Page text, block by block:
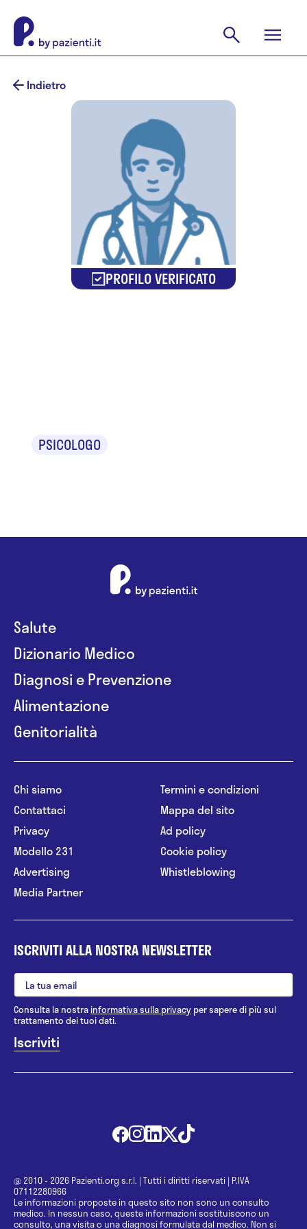
Indietro
PROFILO VERIFICATO
PSICOLOGO
Salute
Dizionario Medico
Diagnosi e Prevenzione
Alimentazione
Genitorialità
Chi siamo
Contattaci
Privacy
Modello 231
Advertising
Media Partner
Termini e condizioni
Mappa del sito
Ad policy
Cookie policy
Whistleblowing
ISCRIVITI ALLA NOSTRA NEWSLETTER
Consulta la nostrainformativa sulla privacy per sapere di più sul
trattamento dei tuoi dati.
@ 2010 - 2026 Pazienti.org s.r.l. | Tutti i diritti riservati | P.IVA
07112280966
Le informazioni proposte in questo sito non sono un consulto
medico. In nessun caso, queste informazioni sostituiscono un
consulto, una visita o una diagnosi formulata dal medico. Non si